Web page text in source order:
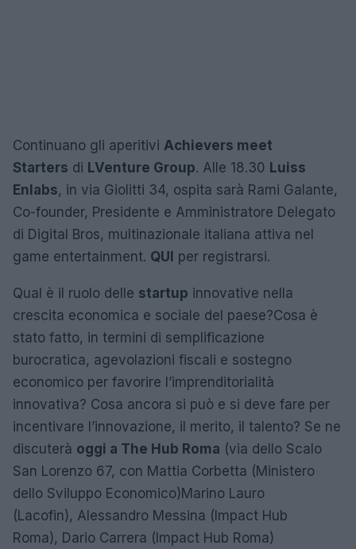
Continuano gli aperitivi Achievers meet
Starters di LVenture Group. Alle 18.30 Luiss
Enlabs, in via Giolitti 34, ospita sarà Rami Galante,
Co-founder, Presidente e Amministratore Delegato
di Digital Bros, multinazionale italiana attiva nel
game entertainment. QUI per registrarsi.
Qual è il ruolo delle startup innovative nella
crescita economica e sociale del paese?Cosa è
stato fatto, in termini di semplificazione
burocratica, agevolazioni fiscali e sostegno
economico per favorire l’imprenditorialità
innovativa? Cosa ancora si può e si deve fare per
incentivare l’innovazione, il merito, il talento? Se ne
discuterà oggi a The Hub Roma (via dello Scalo
San Lorenzo 67, con Mattia Corbetta (Ministero
dello Sviluppo Economico)Marino Lauro
(Lacofin), Alessandro Messina (Impact Hub
Roma), Dario Carrera (Impact Hub Roma)